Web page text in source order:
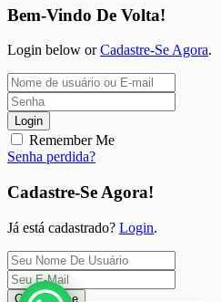
Bem-Vindo De Volta!
Login below orCadastre-Se Agora.
Login
Remember Me
Senha perdida?
Cadastre-Se Agora!
Já está cadastrado? Login.
Cadastre-se